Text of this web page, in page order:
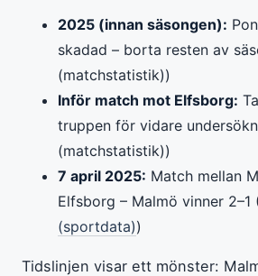
2025 (innan säsongen):
skadad – borta resten av
(matchstatistik))
Inför match mot Elfsborg:
truppen för vidare
(matchstatistik))
7 april 2025: Match mellan
Elfsborg – Malmö vinner 2–1
(sportdata))
Tidslinjen visar ett mönster: